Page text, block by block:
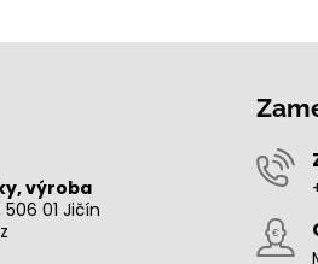
výroba
01 Jičín